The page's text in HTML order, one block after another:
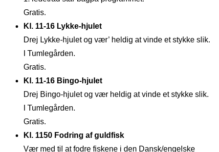
Gratis.
Kl. 11-16 Lykke-hjulet
Drej Lykke-hjulet og vær’ heldig at vinde et stykke slik.
I Tumlegården.
Gratis.
Kl. 11-16 Bingo-hjulet
Drej Bingo-hjulet og vær heldig at vinde et stykke slik.
I Tumlegården.
Gratis.
Kl. 1150 Fodring af guldfisk
Vær med til at fodre fiskene i den Dansk/engelske